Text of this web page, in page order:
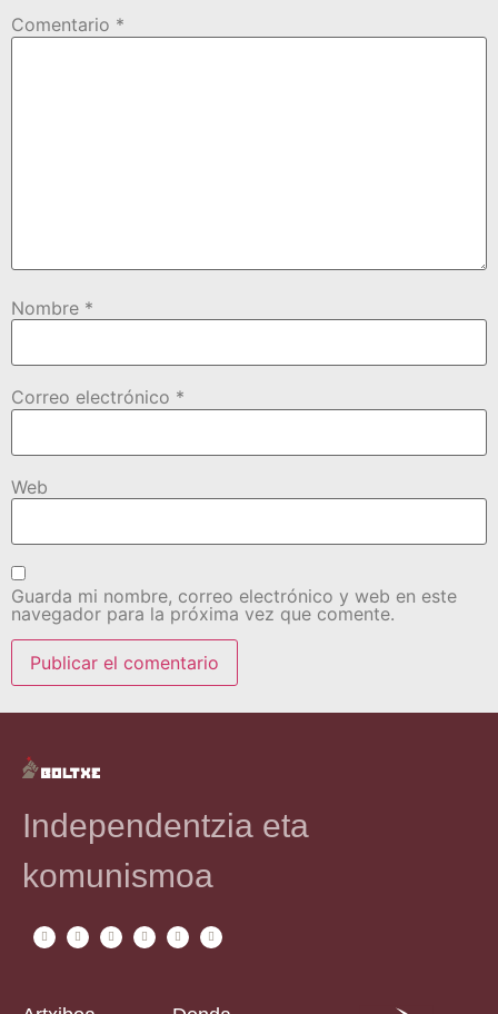
Comentario *
Nombre *
Correo electrónico *
Web
Guarda mi nombre, correo electrónico y web en este
navegador para la próxima vez que comente.
Independentzia eta
komunismoa